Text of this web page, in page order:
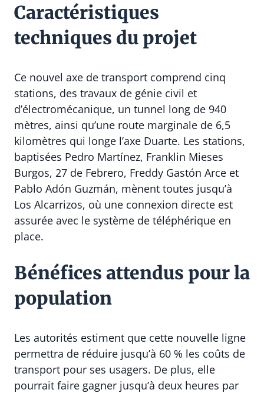
Caractéristiques
techniques du projet
Ce nouvel axe de transport comprend cinq
stations, des travaux de génie civil et
d’électromécanique, un tunnel long de 940
mètres, ainsi qu’une route marginale de 6,5
kilomètres qui longe l’axe Duarte. Les stations,
baptisées Pedro Martínez, Franklin Mieses
Burgos, 27 de Febrero, Freddy Gastón Arce et
Pablo Adón Guzmán, mènent toutes jusqu’à
Los Alcarrizos, où une connexion directe est
assurée avec le système de téléphérique en
place.
Bénéfices attendus pour la
population
Les autorités estiment que cette nouvelle ligne
permettra de réduire jusqu’à 60 % les coûts de
transport pour ses usagers. De plus, elle
pourrait faire gagner jusqu’à deux heures par